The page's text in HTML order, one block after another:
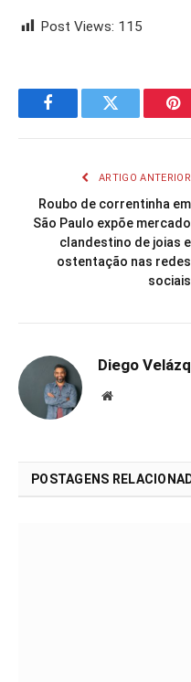
Post Views: 115
FacebookTwitter
ARTIGO ANTERIOR
Roubo de correntinha em
São Paulo expõe mercado
clandestino de joias e
ostentação nas redes
sociais
Diego
Website
POSTAGENS